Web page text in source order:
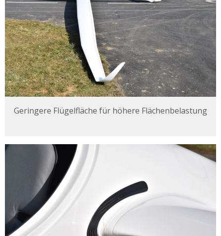
Geringere Flügelfläche für höhere Flächenbelastung